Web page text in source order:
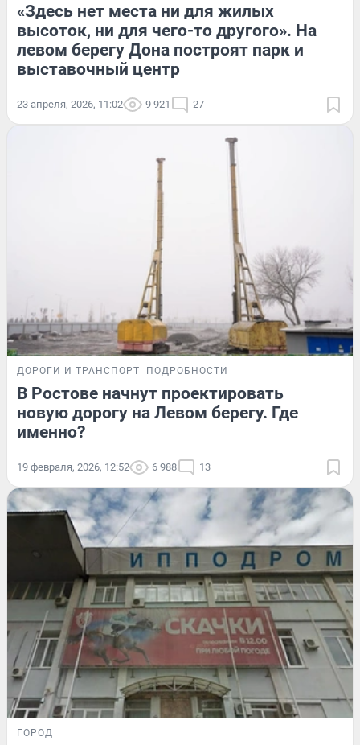
«Здесь нет места ни для жилых
высоток, ни для чего-то другого». На
левом берегу Дона построят парк и
выставочный центр
23 апреля, 2026, 11:02 9 921 27
ДОРОГИ И ТРАНСПОРТ ПОДРОБНОСТИ
В Ростове начнут проектировать
новую дорогу на Левом берегу. Где
именно?
19 февраля, 2026, 12:52 6 988 13
ГОРОД